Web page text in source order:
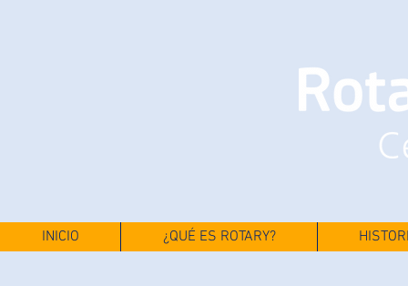
INICIO ¿QUÉ ES ROTARY?